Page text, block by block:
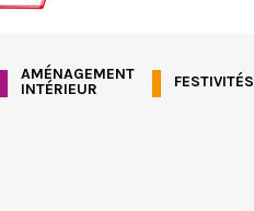
AMÉNAGEMENT
INTÉRIEUR
FESTIVITÉS